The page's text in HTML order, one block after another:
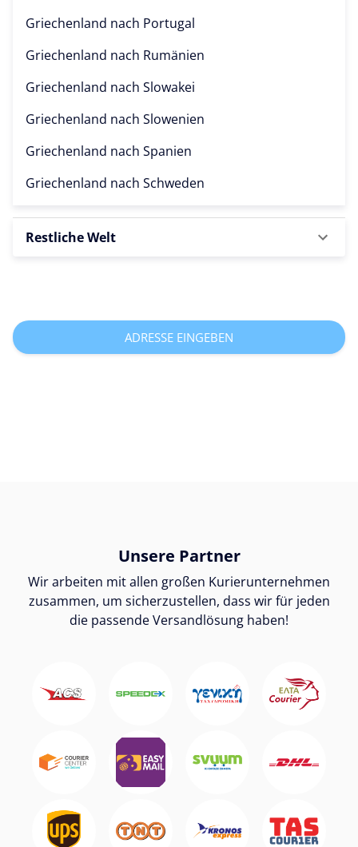
Griechenland nach Portugal
Griechenland nach Rumänien
Griechenland nach Slowakei
Griechenland nach Slowenien
Griechenland nach Spanien
Griechenland nach Schweden
Restliche Welt
ADRESSE EINGEBEN
Unsere Partner
Wir arbeiten mit allen großen Kurierunternehmen
zusammen, um sicherzustellen, dass wir für jeden
die passende Versandlösung haben!